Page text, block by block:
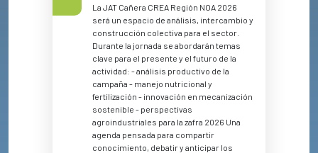
La JAT Cañera CREA Región NOA 2026
será un espacio de análisis, intercambio y
construcción colectiva para el sector.
Durante la jornada se abordarán temas
clave para el presente y el futuro de la
actividad: - análisis productivo de la
campaña - manejo nutricional y
fertilización - innovación en mecanización
sostenible - perspectivas
agroindustriales para la zafra 2026 Una
agenda pensada para compartir
conocimiento, debatir y anticipar los